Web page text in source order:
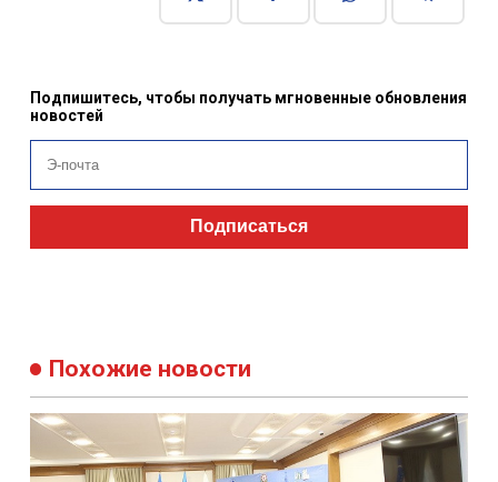
Подпишитесь, чтобы получать мгновенные обновления
новостей
Подписаться
Похожие новости